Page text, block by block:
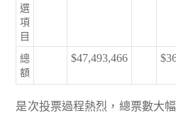
選
項
目
總
額
$47,493,466
是次投票過程熱烈，總票數大